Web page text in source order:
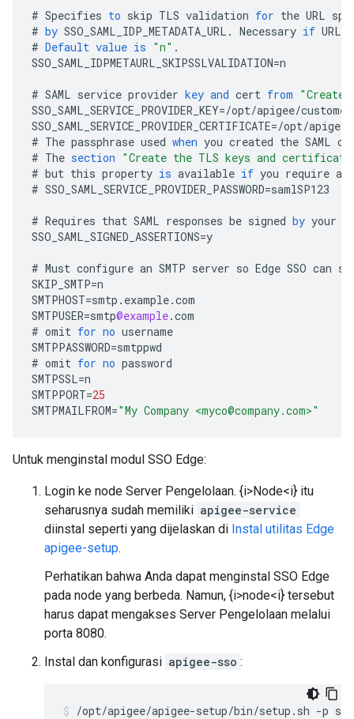
# Specifies to skip TLS validation for the URL
# by SSO_SAML_IDP_METADATA_URL . Necessary if URL
# Default value is "n" .
SSO_SAML_IDPMETAURL_SKIPSSLVALIDATION=n
# SAML service provider key and cert from "Create
SSO_SAML_SERVICE_PROVIDER_KEY=/opt/apigee/customer
SSO_SAML_SERVICE_PROVIDER_CERTIFICATE=/opt/apigee
# The passphrase used when you created the SAML
# The section "Create the TLS keys and
# but this property is available if you require a
# SSO_SAML_SERVICE_PROVIDER_PASSWORD=samlSP123
# Requires that SAML responses be signed by your
SSO_SAML_SIGNED_ASSERTIONS=y
# Must configure an SMTP server so Edge SSO can
SKIP_SMTP=n
SMTPHOST=smtp . example.com
SMTPUSER=smtp@example.com
# omit for no username
SMTPPASSWORD=smtppwd
# omit for no password
SMTPSSL=n
SMTPPORT=25
SMTPMAILFROM="My Company <myco@company.com>"
Untuk menginstal modul SSO Edge:
Login ke node Server Pengelolaan. {i>Node<i} itu
seharusnya sudah memiliki apigee-service
diinstal seperti yang dijelaskan di Instal utilitas Edge
apigee-setup.
Perhatikan bahwa Anda dapat menginstal SSO Edge
pada node yang berbeda. Namun, {i>node<i} tersebut
harus dapat mengakses Server Pengelolaan melalui
porta 8080.
Instal dan konfigurasi apigee-sso :
/opt/apigee/apigee-setup/bin/setup.sh -p